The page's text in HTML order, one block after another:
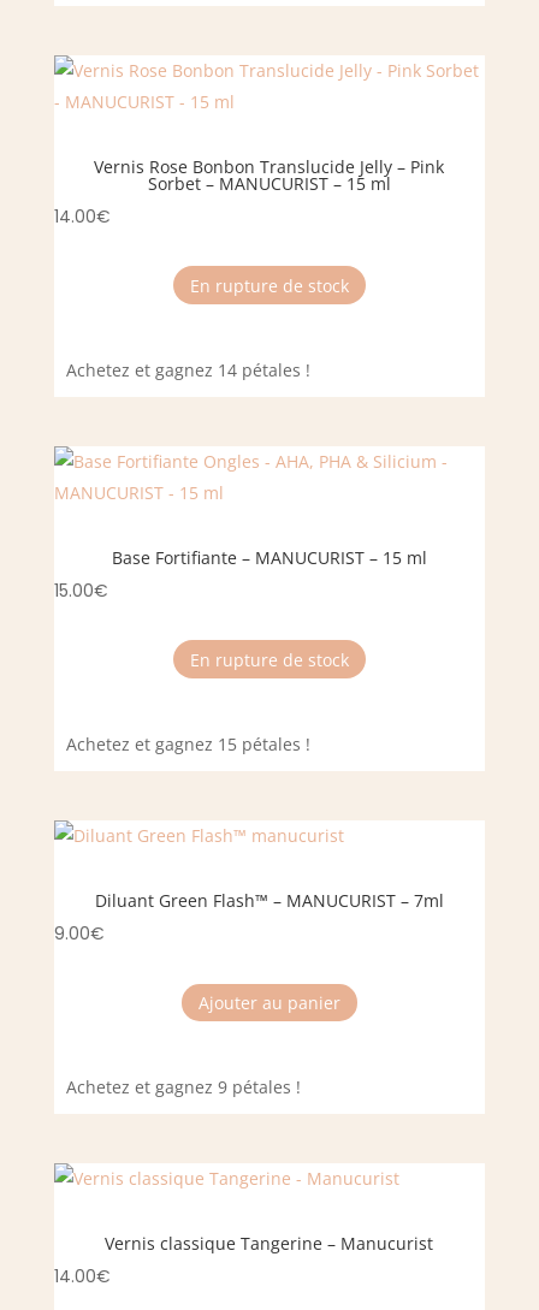
Vernis Rose Bonbon Translucide Jelly – Pink
Sorbet – MANUCURIST – 15 ml
14.00€
En rupture de stock
Achetez et gagnez 14 pétales !
Base Fortifiante – MANUCURIST – 15 ml
15.00€
En rupture de stock
Achetez et gagnez 15 pétales !
Diluant Green Flash™ – MANUCURIST – 7ml
9.00€
Ajouter au panier
Achetez et gagnez 9 pétales !
Vernis classique Tangerine – Manucurist
14.00€